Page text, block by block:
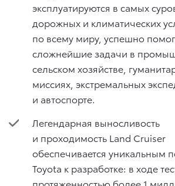
эксплуатируются в самых
дорожных и климатических
по всему миру, успешно
сложнейшие задачи в
сельском хозяйстве,
миссиях, экстремальных
и автоспорте.
Легендарная выносливость
и проходимость Land Cruiser
обеспечивается уникальным
Toyota к разработке: в ходе
протяженностью более 1